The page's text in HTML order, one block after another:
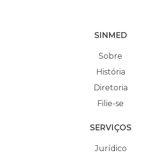
SINMED
Sobre
História
Diretoria
Filie-se
SERVIÇOS
Jurídico